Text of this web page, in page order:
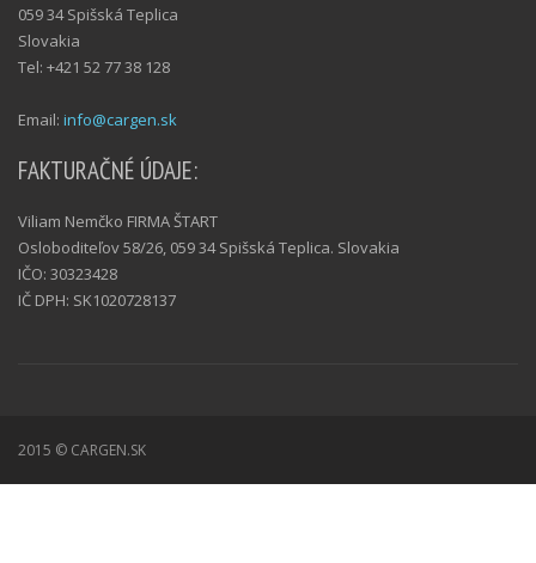
059 34 Spišská Teplica
Slovakia
Tel: +421 52 77 38 128
Email: info@cargen.sk
FAKTURAČNÉ ÚDAJE:
Viliam Nemčko FIRMA ŠTART
Osloboditeľov 58/26, 059 34 Spišská Teplica. Slovakia
IČO: 30323428
IČ DPH: SK1020728137
2015 © CARGEN.SK